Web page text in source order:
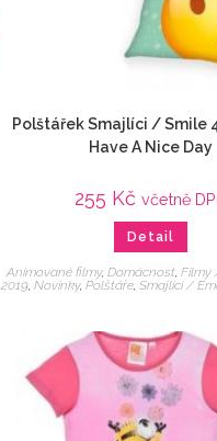
Polštářek Smajlíci / Smile
Have A Nice Day
255 Kč včetně
Detail
Animované filmy, Domácnost, Filmy
2019 ,Novinky,Polštáře ,Smajlíci /